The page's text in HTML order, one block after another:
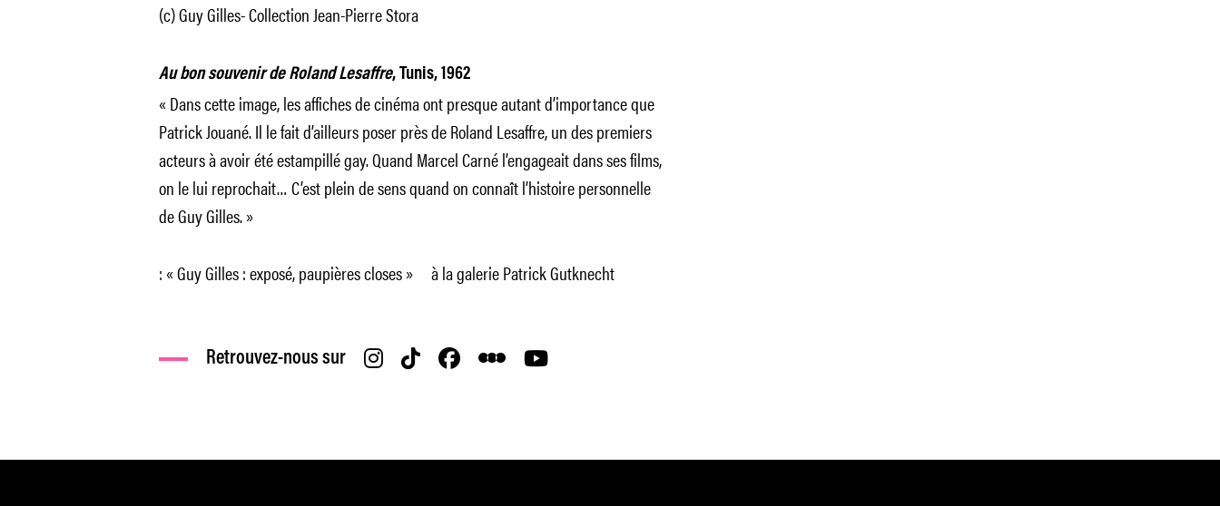
(c) Guy Gilles- Collection Jean-Pierre Stora
Au bon souvenir de Roland Lesaffre, Tunis, 1962
« Dans cette image, les affiches de cinéma ont presque autant d’importance que
Patrick Jouané. Il le fait d’ailleurs poser près de Roland Lesaffre, un des premiers
acteurs à avoir été estampillé gay. Quand Marcel Carné l’engageait dans ses films,
on le lui reprochait… C’est plein de sens quand on connaît l’histoire personnelle
de Guy Gilles. »
: « Guy Gilles : exposé, paupières closes » à la galerie Patrick Gutknecht
Retrouvez-nous sur